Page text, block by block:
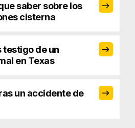
saber sobre los
cisterna
testigo de un
en Texas
un accidente de